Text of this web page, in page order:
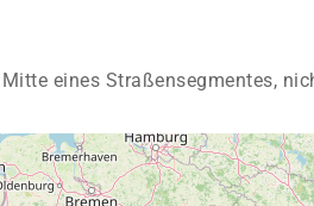
eines Straßensegmentes,